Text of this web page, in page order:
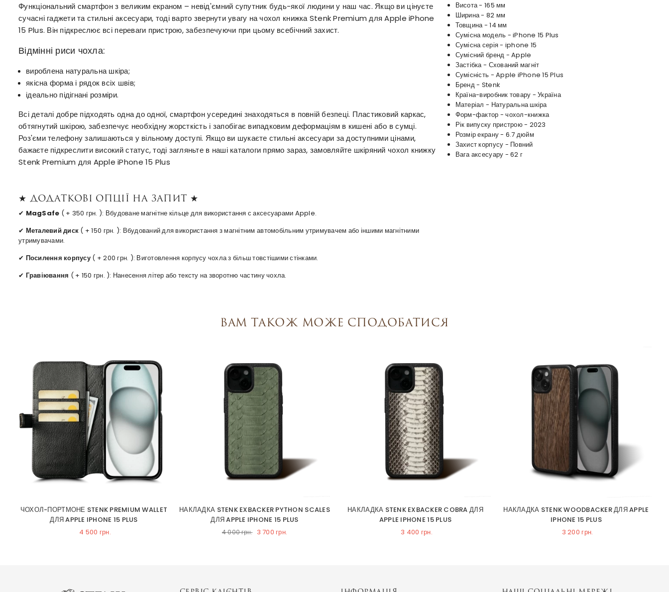
Функціональний смартфон з великим екраном – невід'ємний супутник будь-якої людини у наш час. Якщо ви цінуєте
сучасні гаджети та стильні аксесуари, тоді варто звернути увагу на чохол книжка Stenk Premium для Apple iPhone
15 Plus. Він підкреслює всі переваги пристрою, забезпечуючи при цьому всебічний захист.
Відмінні риси чохла:
вироблена натуральна шкіра;
якісна форма і рядок всіх швів;
ідеально підігнані розміри.
Всі деталі добре підходять одна до одної, смартфон усередині знаходяться в повній безпеці. Пластиковий каркас,
обтягнутий шкірою, забезпечує необхідну жорсткість і запобігає випадковим деформаціям в кишені або в сумці.
Роз'єми телефону залишаються у вільному доступі. Якщо ви шукаєте стильні аксесуари за доступними цінами,
бажаєте підкреслити високий статус, тоді загляньте в наші каталоги прямо зараз, замовляйте шкіряний чохол книжку
Stenk Premium для Apple iPhone 15 Plus
★ Додаткові опції на запит ★
✔ MagSafe ( + 350 грн. ): Вбудоване магнітне кільце для використання с аксесуарами Apple.
✔ Металевий диск ( + 150 грн. ): Вбудований для використання з магнітним автомобільним утримувачем або іншими магнітними
утримувачами.
✔ Посилення корпусу ( + 200 грн. ): Виготовлення корпусу чохла з більш товстішими стінками.
✔ Гравіювання ( + 150 грн. ): Нанесення літер або тексту на зворотню частину чохла.
Висота - 165 мм
Ширина - 82 мм
Товщина - 14 мм
Сумісна модель - iPhone 15 Plus
Сумісна серія - iphone 15
Сумісний бренд - Apple
Застібка - Схований магніт
Сумісність - Apple iPhone 15 Plus
Бренд - Stenk
Країна-виробник товару - Україна
Матеріал - Натуральна шкіра
Форм-фактор - чохол-книжка
Рік випуску пристрою - 2023
Розмір екрану - 6.7 дюйм
Захист корпусу - Повний
Вага аксесуару - 62 г
Вам також може сподобатися
ЧОХОЛ-ПОРТМОНЕ STENK PREMIUM WALLET
ДЛЯ APPLE IPHONE 15 PLUS
4 500 грн.
НАКЛАДКА STENK EXBACKER PYTHON SCALES
ДЛЯ APPLE IPHONE 15 PLUS
4 000 грн. 3 700 грн.
НАКЛАДКА STENK EXBACKER COBRA ДЛЯ
APPLE IPHONE 15 PLUS
3 400 грн.
НАКЛАДКА STENK WOODBACKER ДЛЯ APPLE
IPHONE 15 PLUS
3 200 грн.